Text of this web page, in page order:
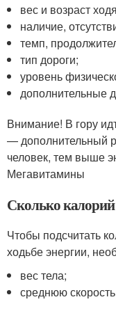
вес и возраст
наличие,
темп,
тип дороги;
уровень
дополнительные
Внимание! В гору
— дополнительный
человек, тем выше
Мегавитамины
Сколько калорий
Чтобы подсчитать
ходьбе энергии,
вес тела;
среднюю